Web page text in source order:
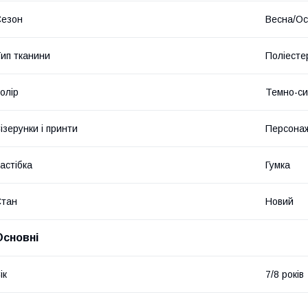
Весна/
тканини
Темно-
і принти
Гумка
Новий
7/8 років